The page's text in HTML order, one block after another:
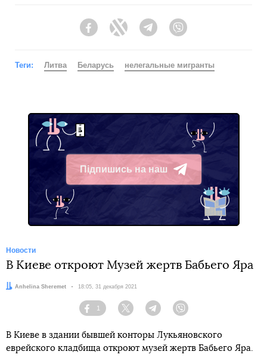
FacebookTwitter Telegram
Теги: Литва Беларусь нелегальные мигранты
Підпишись на наш
Telegram
Новости
В Киеве откроют Музей жертв Бабьего Яра
Автор:
Anhelina Sheremet Дата:
18:05, 31 декабря 2021
Facebook
1
Twitter TelegramViber
В Киеве в здании бывшей конторы Лукьяновского
еврейского кладбища откроют музей жертв Бабьего Яра.